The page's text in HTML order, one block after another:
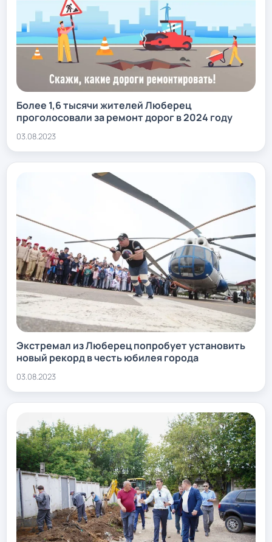
Более 1,6 тысячи жителей Люберец
проголосовали за ремонт дорог в 2024 году
03.08.2023
Экстремал из Люберец попробует установить
новый рекорд в честь юбилея города
03.08.2023